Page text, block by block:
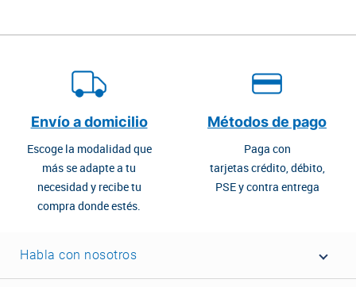
Envío a domicilio
Escoge la modalidad que
más se adapte a tu
necesidad y recibe tu
compra donde estés.
Métodos de pago
Paga con
tarjetas crédito, débito,
PSE y contra entrega
Habla con nosotros